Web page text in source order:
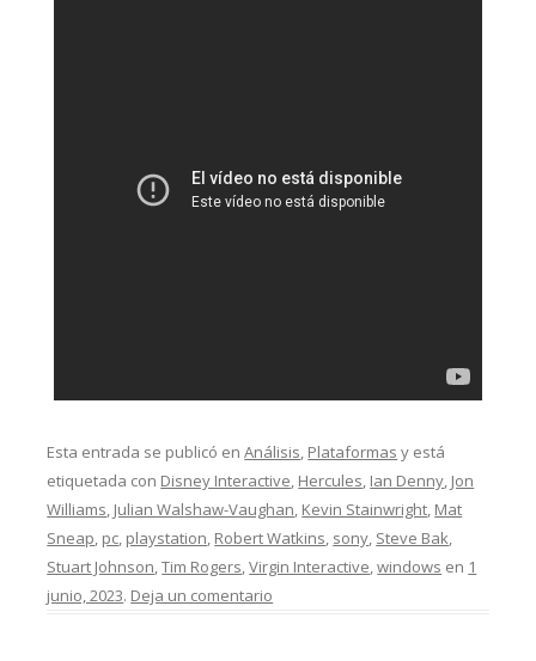
Esta entrada se publicó enAnálisis, Plataformas y está
etiquetada con Disney Interactive, Hercules, Ian Denny, Jon
Williams, Julian Walshaw-Vaughan, Kevin Stainwright, Mat
Sneap, pc, playstation, Robert Watkins, sony, Steve Bak,
Stuart Johnson,Tim Rogers,Virgin Interactive,windows en 1
junio, 2023. Deja un comentario